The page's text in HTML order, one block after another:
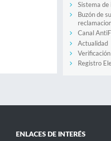
Sistema
Buzón de
Canal
Actualidad
Registro
ENLACES DE INTERÉS